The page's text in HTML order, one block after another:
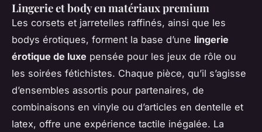
Lingerie et body en matériaux premium
Les corsets et jarretelles raffinés, ainsi que les
bodys érotiques, forment la base d’une lingerie
érotique de luxe pensée pour les jeux de rôle ou
les soirées fétichistes. Chaque pièce, qu’il s’agisse
d’ensembles assortis pour partenaires, de
combinaisons en vinyle ou d’articles en dentelle et
latex, offre une expérience tactile inégalée. La